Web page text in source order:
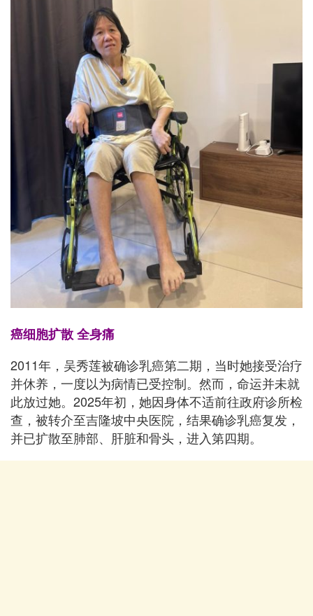
癌细胞扩散 全身痛
2011年，吴秀莲被确诊乳癌第二期，当时她接受治疗
并休养，一度以为病情已受控制。然而，命运并未就
此放过她。2025年初，她因身体不适前往政府诊所检
查，被转介至吉隆坡中央医院，结果确诊乳癌复发，
并已扩散至肺部、肝脏和骨头，进入第四期。